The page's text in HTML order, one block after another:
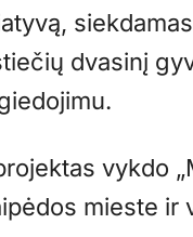
dvasinį
vykdo
mieste ir